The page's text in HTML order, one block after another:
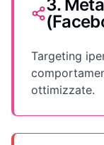
3.
Targeting
ottimizzate.